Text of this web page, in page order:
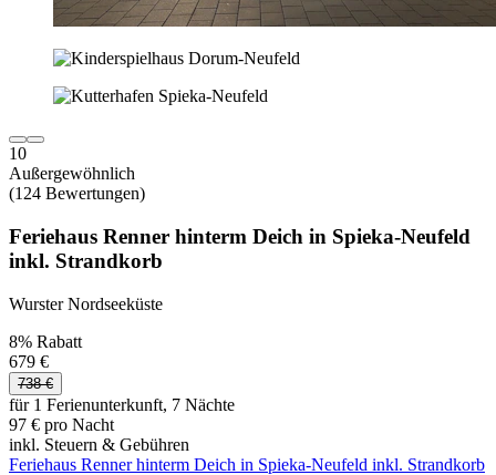
10
Außergewöhnlich
(124 Bewertungen)
Feriehaus Renner hinterm Deich in Spieka-Neufeld
inkl. Strandkorb
Wurster Nordseeküste
8% Rabatt
679 €
738 €
für 1 Ferienunterkunft, 7 Nächte
97 € pro Nacht
inkl. Steuern & Gebühren
Feriehaus Renner hinterm Deich in Spieka-Neufeld inkl. Strandkorb